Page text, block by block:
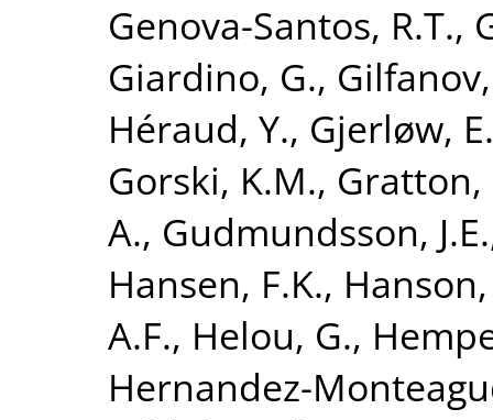
Genova-Santos, R.T.,
Giardino, G.,
Héraud, Y., Gjerløw, E.
Gorski, K.M., Gratton,
A., Gudmundsson, J.E.
Hansen, F.K.,
A.F., Helou, G.,
Hernandez-